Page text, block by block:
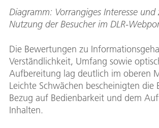
Diagramm: Vorrangiges Interesse und
Nutzung der Besucher im DLR-
Die Bewertungen zu
Verständlichkeit, Umfang sowie
Aufbereitung lag deutlich im oberen
Leichte Schwächen bescheinigten die
Bezug auf Bedienbarkeit und dem
Inhalten.